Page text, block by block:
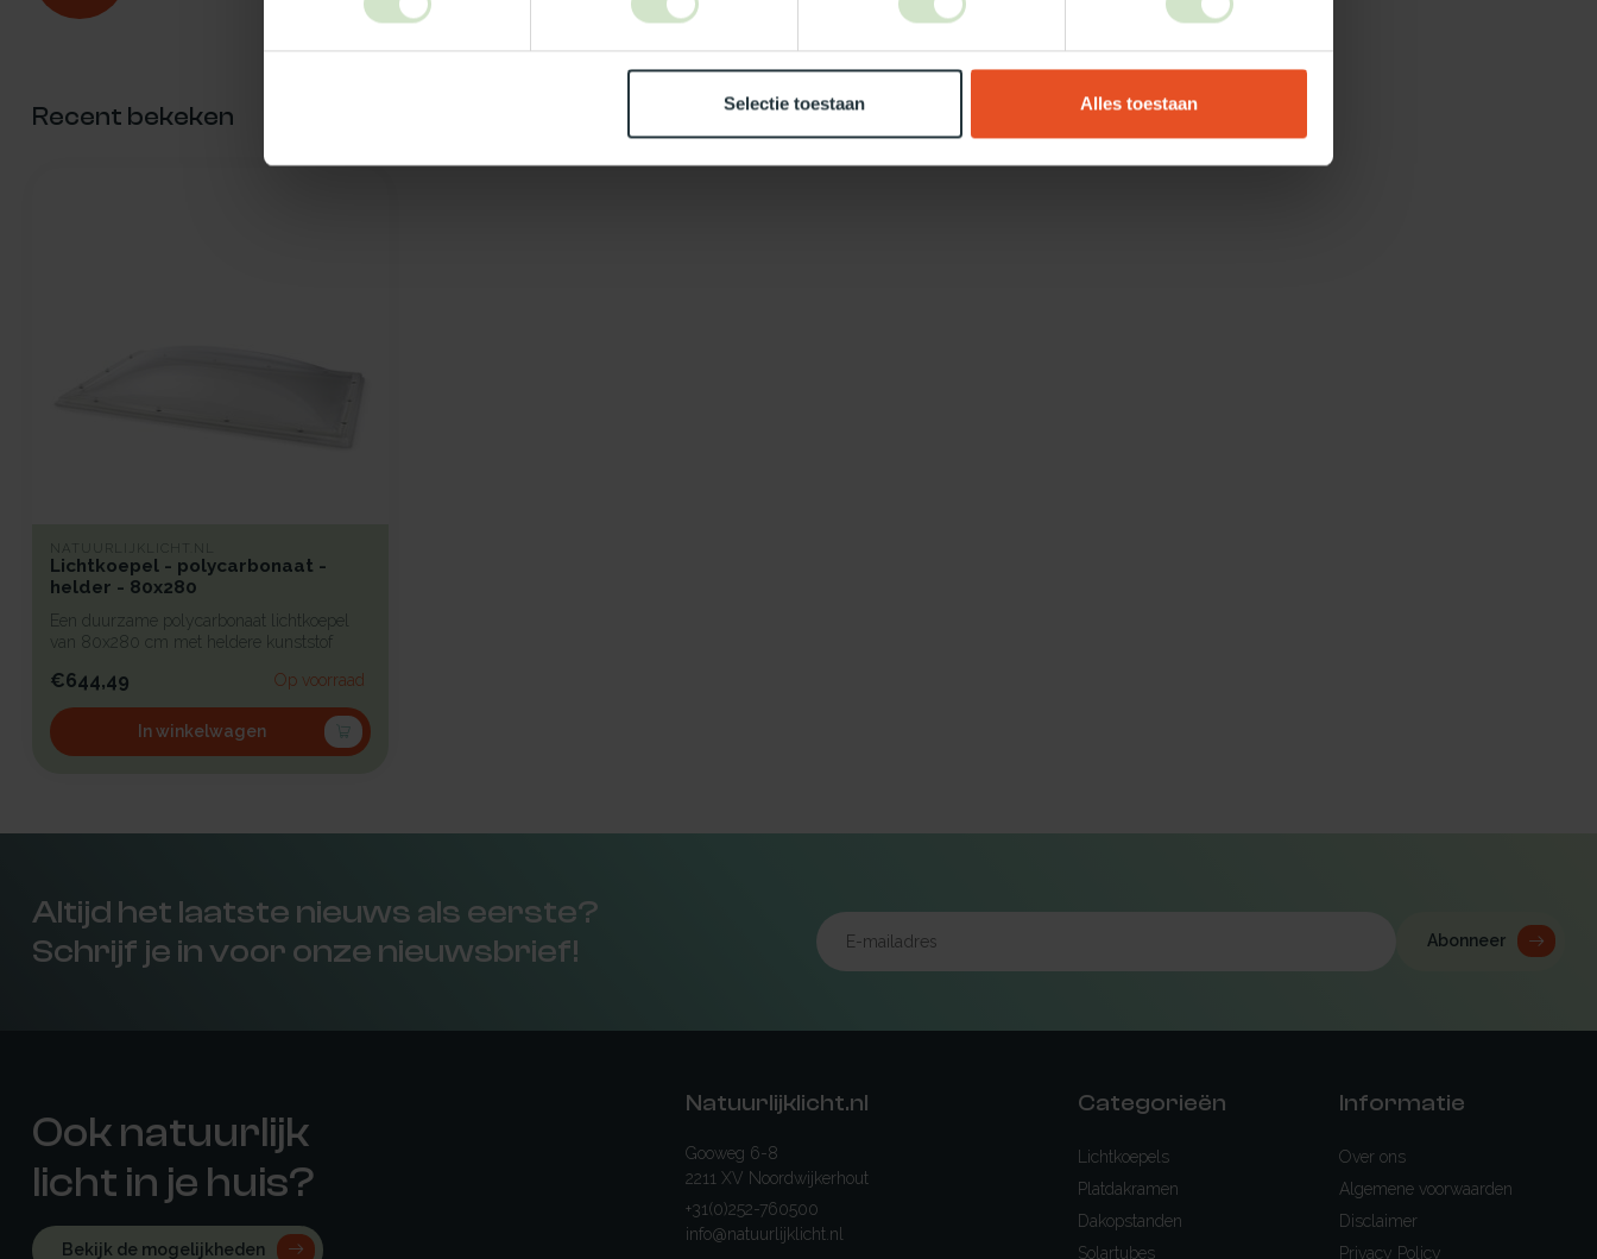
Selectie toestaan Alles toestaan
Recent bekeken
NATUURLIJKLICHT.NL
Lichtkoepel - polycarbonaat -
helder - 80x280
Een duurzame polycarbonaat lichtkoepel
van 80x280 cm met heldere kunststof
€644,49 Op voorraad
In winkelwagen
Altijd het laatste nieuws als eerste?
Schrijf je in voor onze nieuwsbrief!
Abonneer
Ook natuurlijk
licht in je huis?
Bekijk de mogelijkheden
Natuurlijklicht.nl
Gooweg 6-8
2211 XV Noordwijkerhout
+31(0)252-760500
info@natuurlijklicht.nl
Categorieën
Lichtkoepels
Platdakramen
Dakopstanden
Solartubes
Informatie
Over ons
Algemene voorwaarden
Disclaimer
Privacy Policy